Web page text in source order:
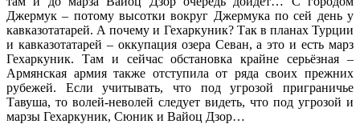
Джермук – потому высотки вокруг Джермука по сей день у
кавказотатарей. А почему и Гехаркуник? Так в планах Турции
и кавказотатарей – оккупация озера Севан, а это и есть марз
Гехаркуник. Там и сейчас обстановка крайне серьёзная –
Армянская армия также отступила от ряда своих прежних
рубежей. Если учитывать, что под угрозой приграничье
Тавуша, то волей-неволей следует видеть, что под угрозой и
марзы Гехаркуник, Сюник и Вайоц Дзор…